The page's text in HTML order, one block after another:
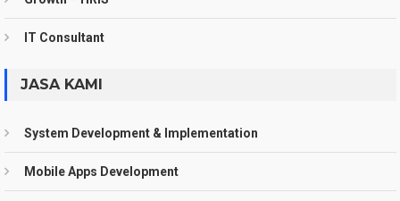
IT Consultant
JASA KAMI
System Development & Implementation
Mobile Apps Development